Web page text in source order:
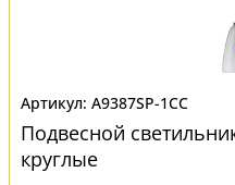
A9387SP-1CC
Подвесной
круглые